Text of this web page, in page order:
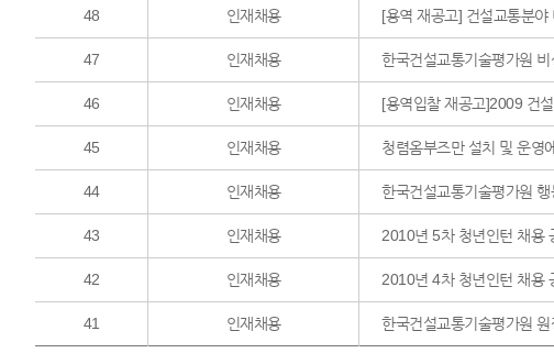
48 인재채용 [용역 재공고] 건설교통분
47 인재채용 한국건설교통기술평가원
46 인재채용 [용역입찰 재공고]2009 건
45 인재채용 청렴옴부즈만 설치 및 운영
44 인재채용 한국건설교통기술평가원
43 인재채용 2010년 5차 청년인턴 채용
42 인재채용 2010년 4차 청년인턴 채용
41 인재채용 한국건설교통기술평가원 원